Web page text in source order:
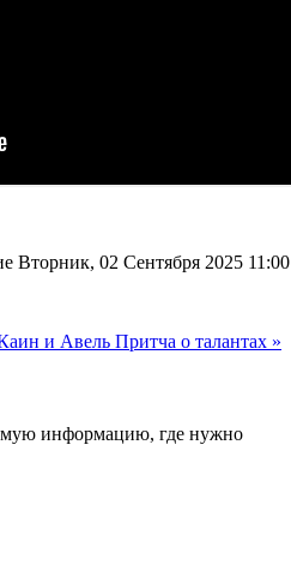
Вторник, 02 Сентября 2025 11:00
и Авель Притча о талантах »
информацию, где нужно